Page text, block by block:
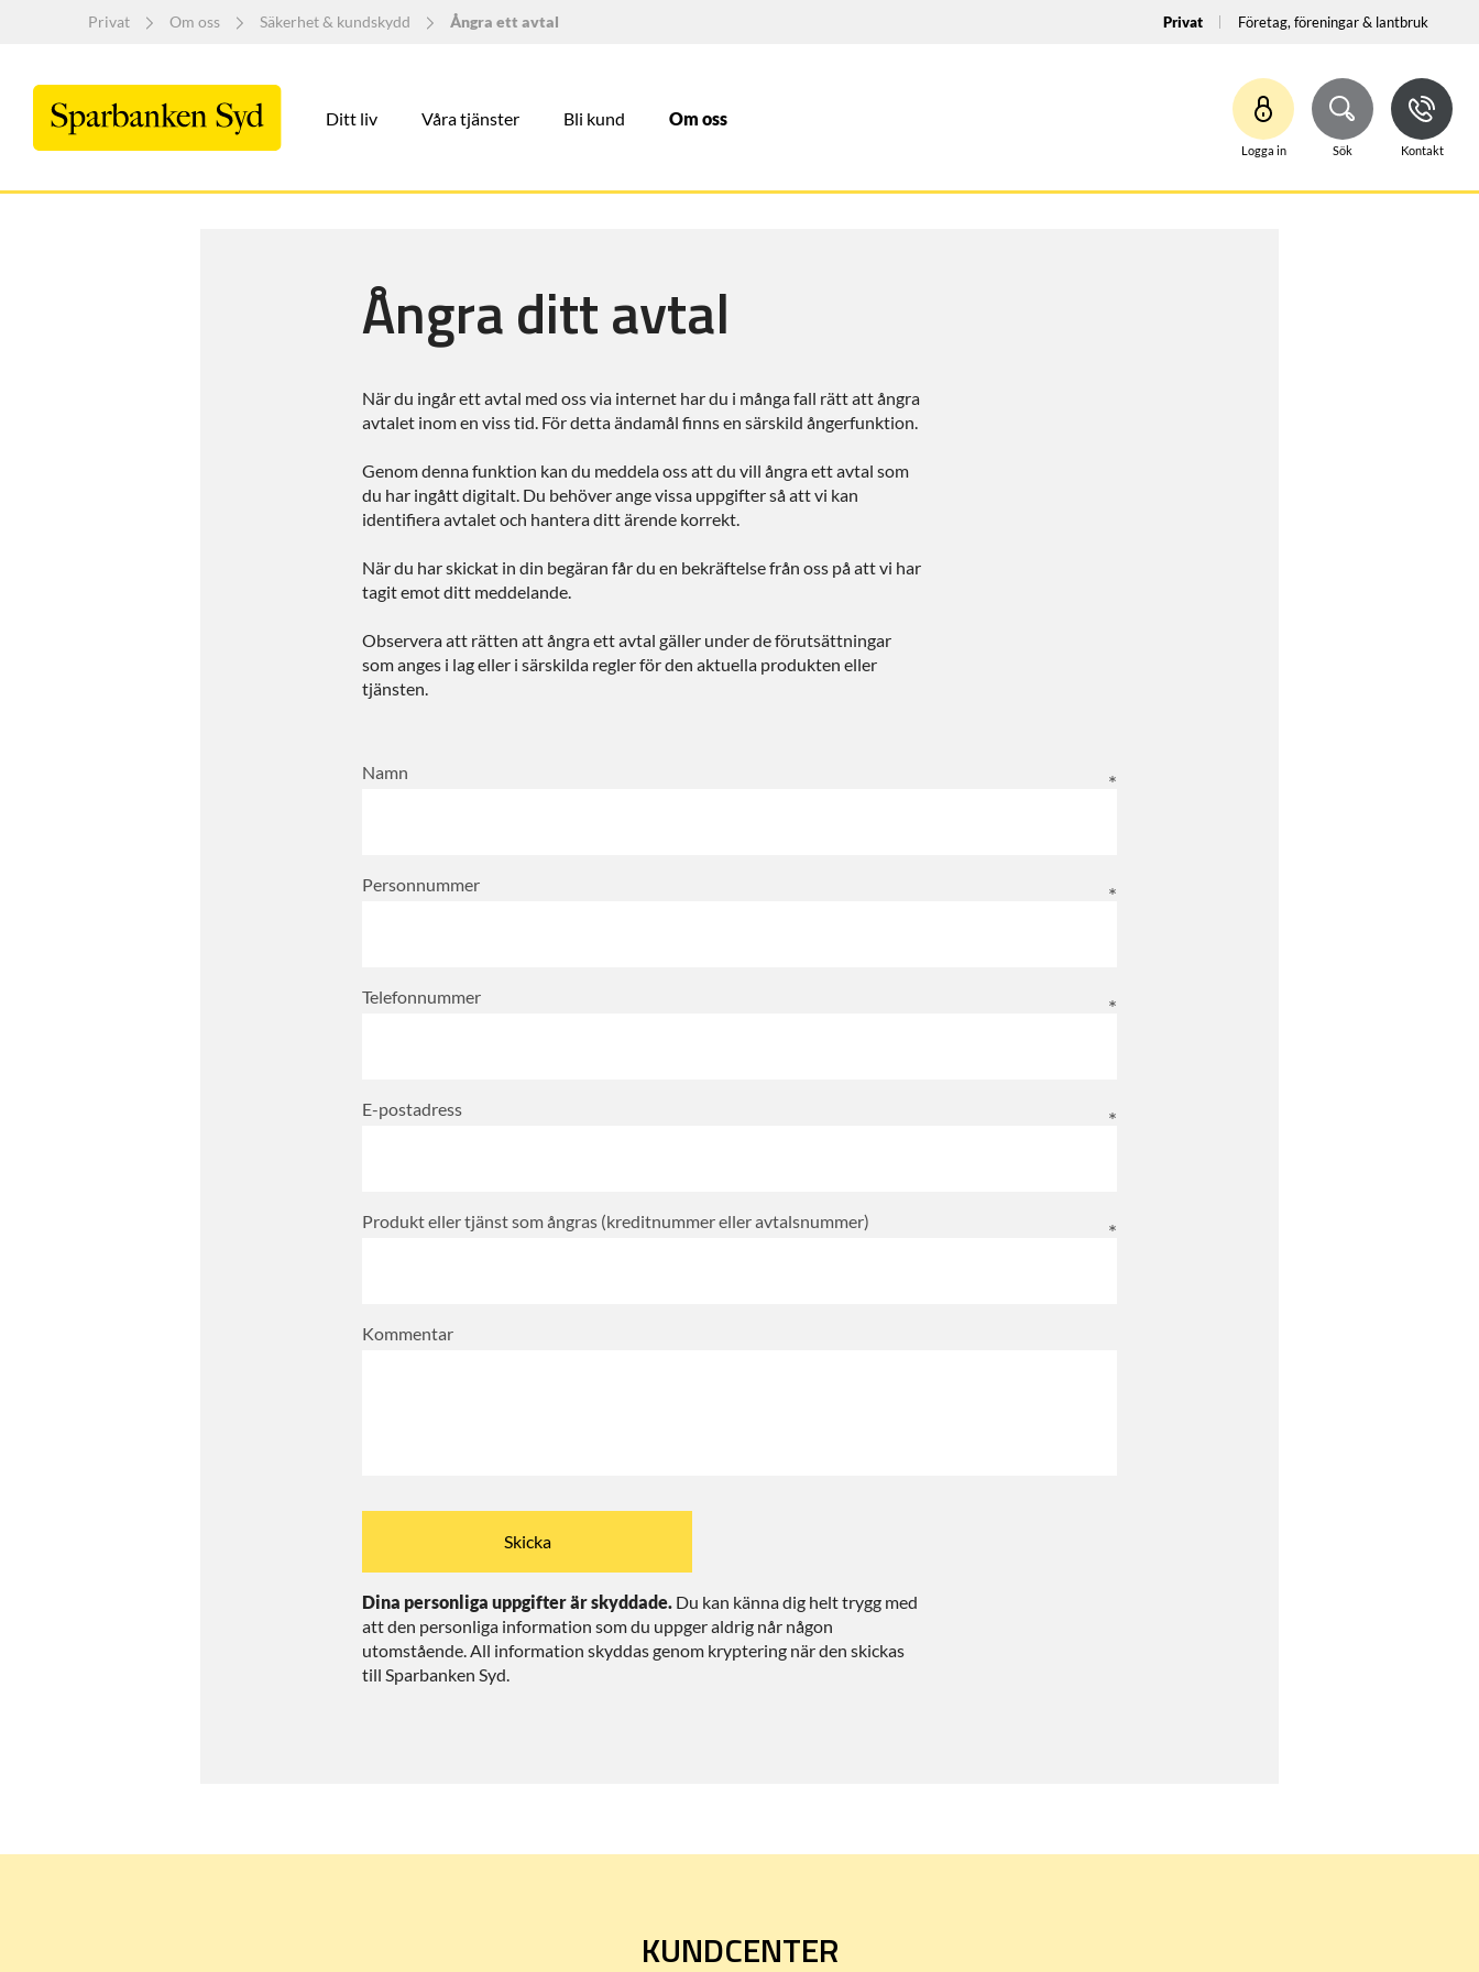
Privat Om oss Säkerhet & kundskydd Ångra ett avtal Privat Företag, föreningar & lantbruk
Ditt liv Våra tjänster Bli kund Om oss
Logga in Sök Kontakt
Ångra ditt avtal
När du ingår ett avtal med oss via internet har du i många fall rätt att ångra
avtalet inom en viss tid. För detta ändamål finns en särskild ångerfunktion.
Genom denna funktion kan du meddela oss att du vill ångra ett avtal som
du har ingått digitalt. Du behöver ange vissa uppgifter så att vi kan
identifiera avtalet och hantera ditt ärende korrekt.
När du har skickat in din begäran får du en bekräftelse från oss på att vi har
tagit emot ditt meddelande.
Observera att rätten att ångra ett avtal gäller under de förutsättningar
som anges i lag eller i särskilda regler för den aktuella produkten eller
tjänsten.
Namn
Personnummer
Telefonnummer
E-postadress
Produkt eller tjänst som ångras (kreditnummer eller avtalsnummer)
Kommentar
Dina personliga uppgifter är skyddade. Du kan känna dig helt trygg med
att den personliga information som du uppger aldrig når någon
utomstående. All information skyddas genom kryptering när den skickas
till Sparbanken Syd.
KUNDCENTER